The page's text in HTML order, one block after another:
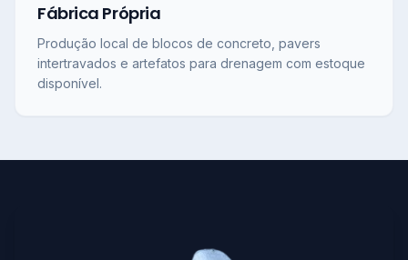
Fábrica Própria
Produção local de blocos de concreto, pavers
intertravados e artefatos para drenagem com estoque
disponível.